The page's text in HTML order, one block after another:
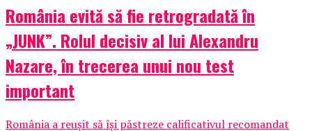
România evită să fie retrogradată în
„JUNK”. Rolul decisiv al lui Alexandru
Nazare, în trecerea unui nou test
important
România a reușit să își păstreze calificativul recomandat